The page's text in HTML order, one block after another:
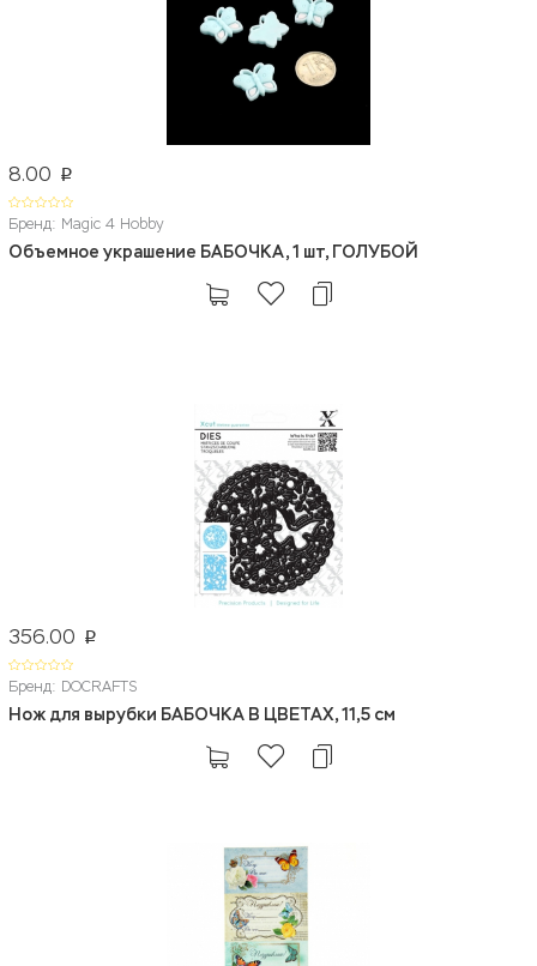
8.00 p
Бренд: Magic 4 Hobby
Объемное украшение БАБОЧКА, 1 шт, ГОЛУБОЙ
356.00 p
Бренд: DOCRAFTS
Нож для вырубки БАБОЧКА В ЦВЕТАХ, 11,5 см